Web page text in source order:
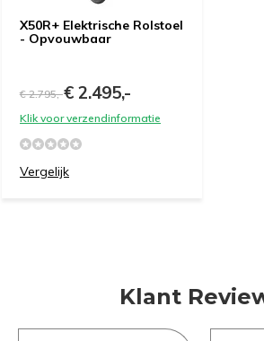
X50R+ Elektrische Rolstoel
- Opvouwbaar
€ 2.795,-€ 2.495,-
Klik voor verzendinformatie
Vergelijk
Klant
Demonstratie in de
Demonstratie in de
Uitproberen in de